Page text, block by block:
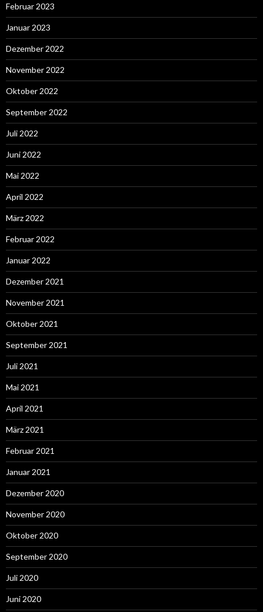
Februar 2023
Januar 2023
Dezember 2022
November 2022
Oktober 2022
September 2022
Juli 2022
Juni 2022
Mai 2022
April 2022
März 2022
Februar 2022
Januar 2022
Dezember 2021
November 2021
Oktober 2021
September 2021
Juli 2021
Mai 2021
April 2021
März 2021
Februar 2021
Januar 2021
Dezember 2020
November 2020
Oktober 2020
September 2020
Juli 2020
Juni 2020